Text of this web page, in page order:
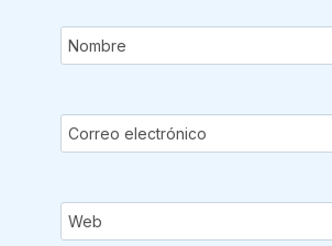
Nombre
Correo electrónico
Web